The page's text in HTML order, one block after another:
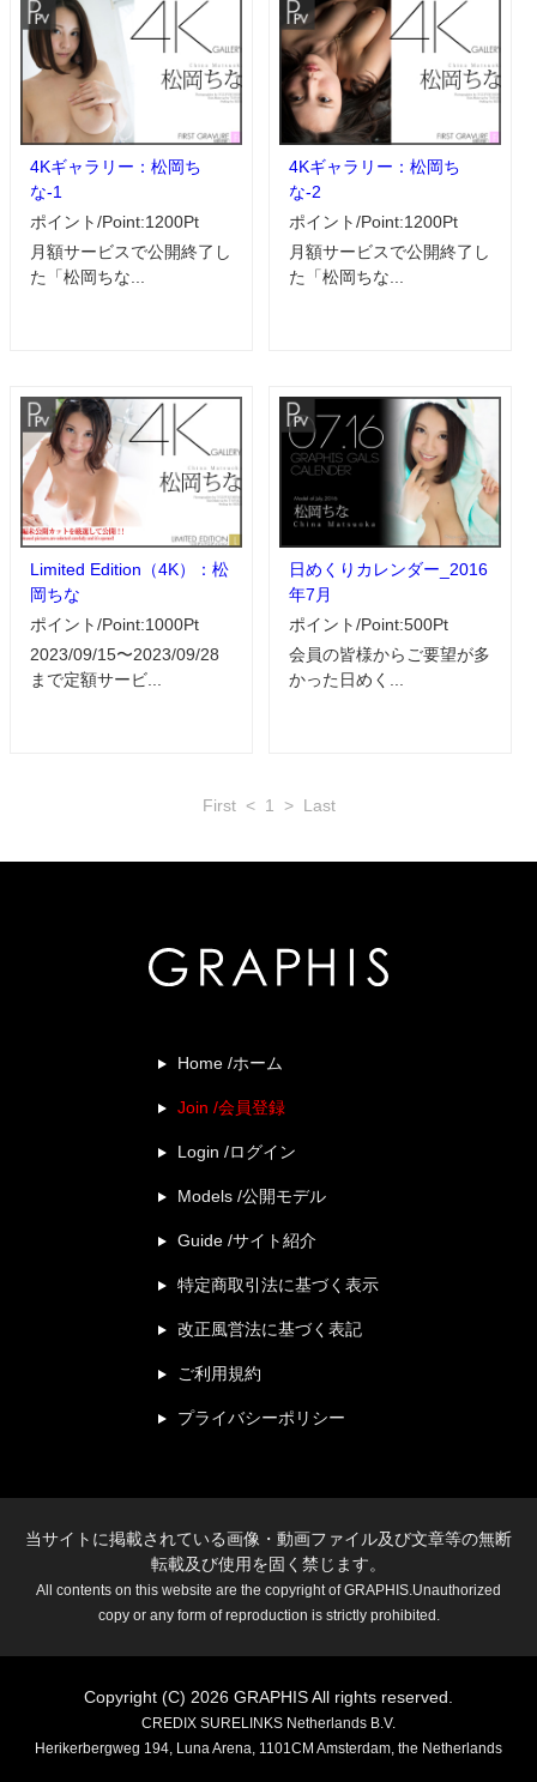
4Kギャラリー：松岡ち
な-1
ポイント/Point:1200Pt
月額サービスで公開終了し
た「松岡ちな...
4Kギャラリー：松岡ち
な-2
ポイント/Point:1200Pt
月額サービスで公開終了し
た「松岡ちな...
Limited Edition（4K）：松
岡ちな
ポイント/Point:1000Pt
2023/09/15〜2023/09/28
まで定額サービ...
日めくりカレンダー_2016
年7月
ポイント/Point:500Pt
会員の皆様からご要望が多
かった日めく...
First < 1 > Last
Home /ホーム
Join /会員登録
Login /ログイン
Models /公開モデル
Guide /サイト紹介
特定商取引法に基づく表示
改正風営法に基づく表記
ご利用規約
プライバシーポリシー
当サイトに掲載されている画像・動画ファイル及び文章等の無断
転載及び使用を固く禁じます。
All contents on this website are the copyright of GRAPHIS.Unauthorized
copy or any form of reproduction is strictly prohibited.
Copyright (C) 2026 GRAPHIS All rights reserved.
CREDIX SURELINKS Netherlands B.V.
Herikerbergweg 194, Luna Arena, 1101CM Amsterdam, the Netherlands